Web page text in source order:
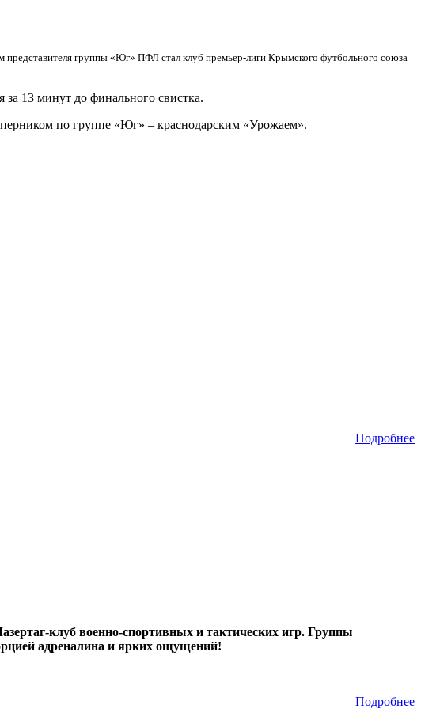
группы «Юг» ПФЛ стал клуб премьер-лиги Крымского футбольного союза
13 минут до финального свистка.
по группе «Юг» – краснодарским «Урожаем».
Подробнее
клуб военно-спортивных и тактических игр. Группы
адреналина и ярких ощущений!
Подробнее